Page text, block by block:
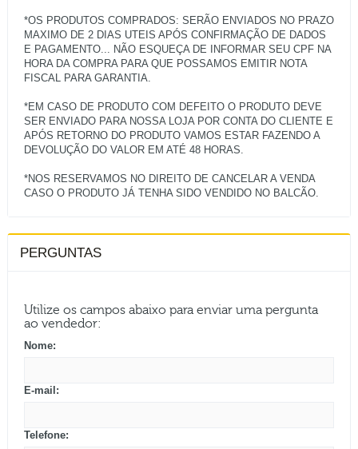
*OS PRODUTOS COMPRADOS: SERÃO ENVIADOS NO PRAZO
MAXIMO DE 2 DIAS UTEIS APÓS CONFIRMAÇÃO DE DADOS
E PAGAMENTO... NÃO ESQUEÇA DE INFORMAR SEU CPF NA
HORA DA COMPRA PARA QUE POSSAMOS EMITIR NOTA
FISCAL PARA GARANTIA.
*EM CASO DE PRODUTO COM DEFEITO O PRODUTO DEVE
SER ENVIADO PARA NOSSA LOJA POR CONTA DO CLIENTE E
APÓS RETORNO DO PRODUTO VAMOS ESTAR FAZENDO A
DEVOLUÇÃO DO VALOR EM ATÉ 48 HORAS.
*NOS RESERVAMOS NO DIREITO DE CANCELAR A VENDA
PERGUNTAS
Utilize os campos abaixo para enviar uma pergunta
ao vendedor:
Nome:
E-mail:
Telefone: